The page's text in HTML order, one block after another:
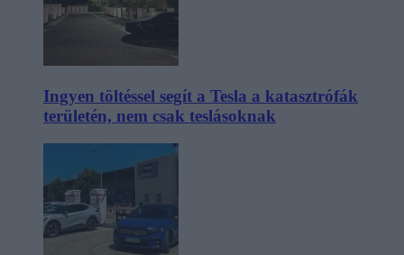
Ingyen töltéssel segít a Tesla a katasztrófák
területén, nem csak teslásoknak